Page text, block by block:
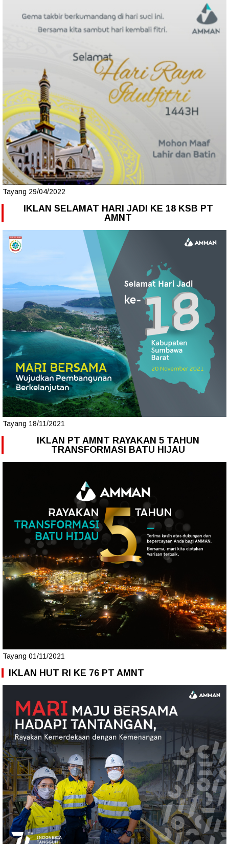
Tayang 29/04/2022
IKLAN SELAMAT HARI JADI KE 18 KSB PT
AMNT
Tayang 18/11/2021
IKLAN PT AMNT RAYAKAN 5 TAHUN
TRANSFORMASI BATU HIJAU
Tayang 01/11/2021
IKLAN HUT RI KE 76 PT AMNT